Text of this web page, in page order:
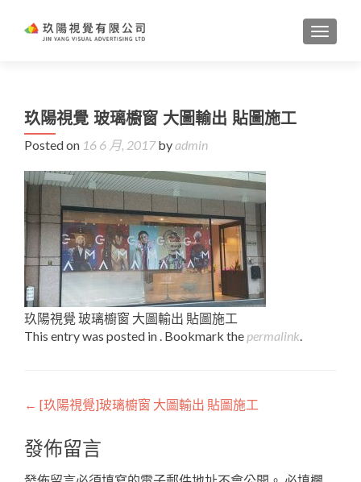
玖陽視覺 玻璃櫥窗 大圖輸出 貼圖施工
Posted on 16 6 月, 2017byadmin
玖陽視覺 玻璃櫥窗 大圖輸出 貼圖施工
This entry was posted in . Bookmark the permalink.
Post
navigation
← [玖陽視覺]玻璃櫥窗 大圖輸出 貼圖施工
發佈留言